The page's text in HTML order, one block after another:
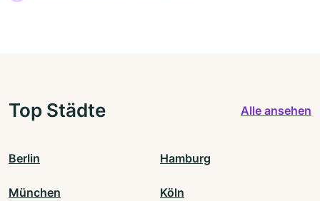
Top Städte Alle ansehen
Berlin Hamburg
München Köln